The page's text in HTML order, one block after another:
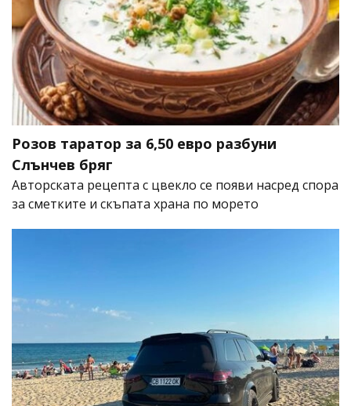
Розов таратор за 6,50 евро разбуни
Слънчев бряг
Авторската рецепта с цвекло се появи насред спора
за сметките и скъпата храна по морето